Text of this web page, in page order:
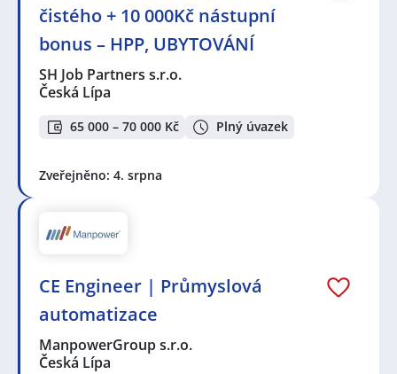
čistého + 10 000Kč nástupní
bonus – HPP, UBYTOVÁNÍ
SH Job Partners s.r.o.
Česká Lípa
65 000 – 70 000 Kč Plný úvazek
Zveřejněno: 4. srpna
CE Engineer | Průmyslová
automatizace
ManpowerGroup s.r.o.
Česká Lípa